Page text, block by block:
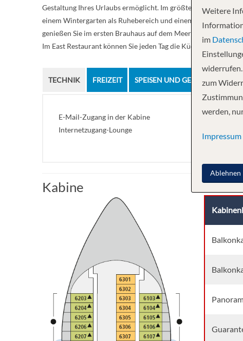
Gestaltung Ihres Urlaubs ermöglicht. Im größten Spa-Bereich
einem Wintergarten als Ruhebereich und einem
genießen Sie im ersten Brauhaus auf dem Meer ein frisch
Im East Restaurant können Sie jeden Tag die Küche eines
TECHNIK FREIZEIT SPEISEN UND GETRÄNKE
E-Mail-Zugang in der Kabine
Internetzugang-Lounge
Kabine
Weitere
im
zum
werden,
Impressum
Ablehnen